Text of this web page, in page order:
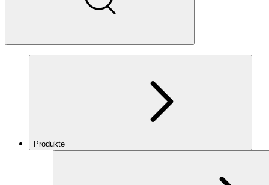
Produkte